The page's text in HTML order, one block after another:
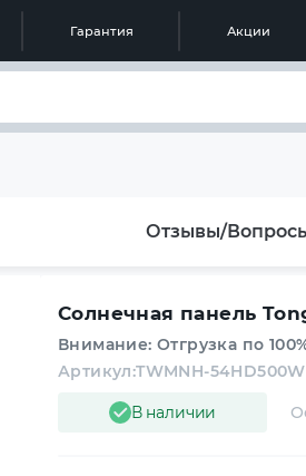
Гарантия Акции
Отзывы/
Солнечная панель
Внимание: Отгрузка по
В наличии
Артикул:TWMNH-54HD500W